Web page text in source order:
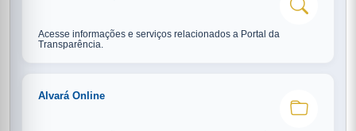
Acesse informações e serviços relacionados a Portal da
Transparência.
Alvará Online